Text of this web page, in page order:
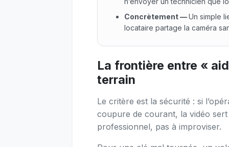
Concrètement—Un simple
locataire partage la caméra
Pour qui : Équipes
La frontière entre «
terrain
Le critère est la sécurité : si
coupure de courant, la vidéo
professionnel, pas à improviser.